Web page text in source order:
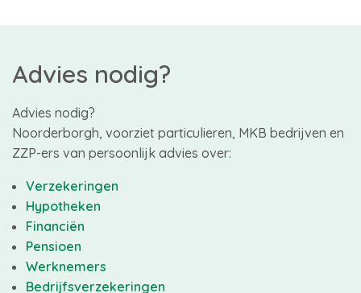
Advies nodig?
Advies nodig?
Noorderborgh, voorziet particulieren, MKB bedrijven en
ZZP-ers van persoonlijk advies over:
Verzekeringen
Hypotheken
Financiën
Pensioen
Werknemers
Bedrijfsverzekeringen